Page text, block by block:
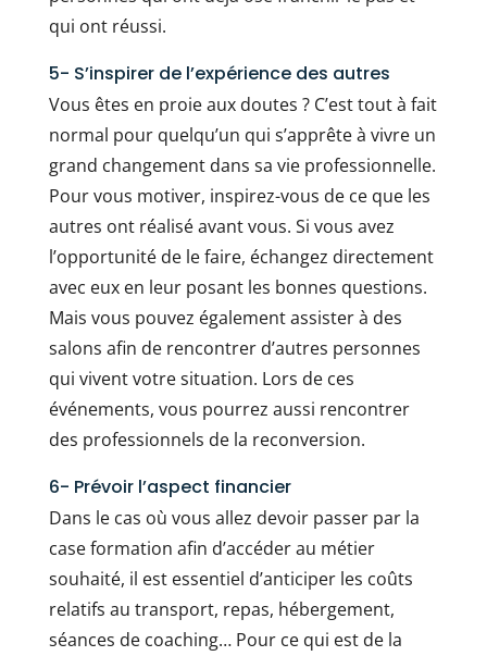
qui ont réussi.
5- S’inspirer de l’expérience des autres
Vous êtes en proie aux doutes ? C’est tout à fait
normal pour quelqu’un qui s’apprête à vivre un
grand changement dans sa vie professionnelle.
Pour vous motiver, inspirez-vous de ce que les
autres ont réalisé avant vous. Si vous avez
l’opportunité de le faire, échangez directement
avec eux en leur posant les bonnes questions.
Mais vous pouvez également assister à des
salons afin de rencontrer d’autres personnes
qui vivent votre situation. Lors de ces
événements, vous pourrez aussi rencontrer
des professionnels de la reconversion.
6- Prévoir l’aspect financier
Dans le cas où vous allez devoir passer par la
case formation afin d’accéder au métier
souhaité, il est essentiel d’anticiper les coûts
relatifs au transport, repas, hébergement,
séances de coaching… Pour ce qui est de la